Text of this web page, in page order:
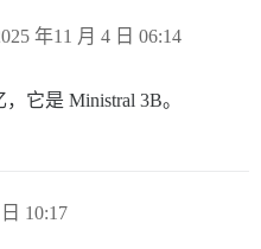
年11 月 4 日 06:14
它是 Ministral 3B。
10:17